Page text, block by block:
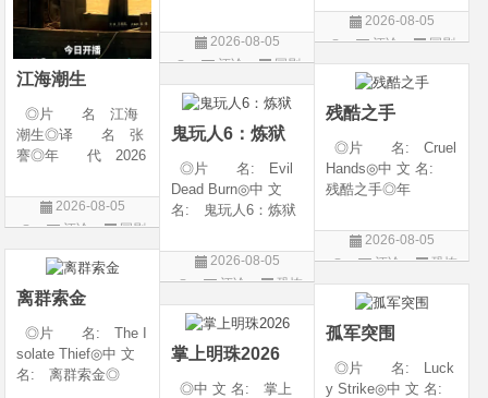
江海潮生
◎片 名 江海
潮生◎译 名 张
謇◎年 代 2026
陆◎类 别 传记
/ 历史 / 古装◎语
上映日期 2026-07-
20(中国大陆)◎
2026-08-05
评论
国剧
产 地 中国大陆
◎类 别 剧情 /
言 汉语普通话◎上
映日期 2026-07
2026-08-05
评论
国剧
年 代 2026◎
产 地 中国大陆
爱情◎语 言 汉
语普通话◎上映日期
2026-08-05
评论
国剧
残酷之手
◎片 名: Cruel
Hands◎中 文 名:
残酷之手◎年
地: 澳大利亚◎
类 别: 惊悚 / 恐
语◎上映日期: 202
6-07-24(澳大利亚)
2026-08-05
评论
恐怖
片
鬼玩人6：炼狱
◎片 名: Evil
Dead Burn◎中 文
名: 鬼玩人6：炼狱
焚场(台) / 鬼玩人6：
燃烧 / 鬼玩人崛起衍
2026◎产 地:
美国◎类 别:
2026-08-05
评论
恐怖
片
离群索金
◎片 名: The I
solate Thief◎中 文
名: 离群索金◎
孤军突围
◎片 名: Luck
y Strike◎中 文 名:
掌上明珠2026
◎中 文 名: 掌上